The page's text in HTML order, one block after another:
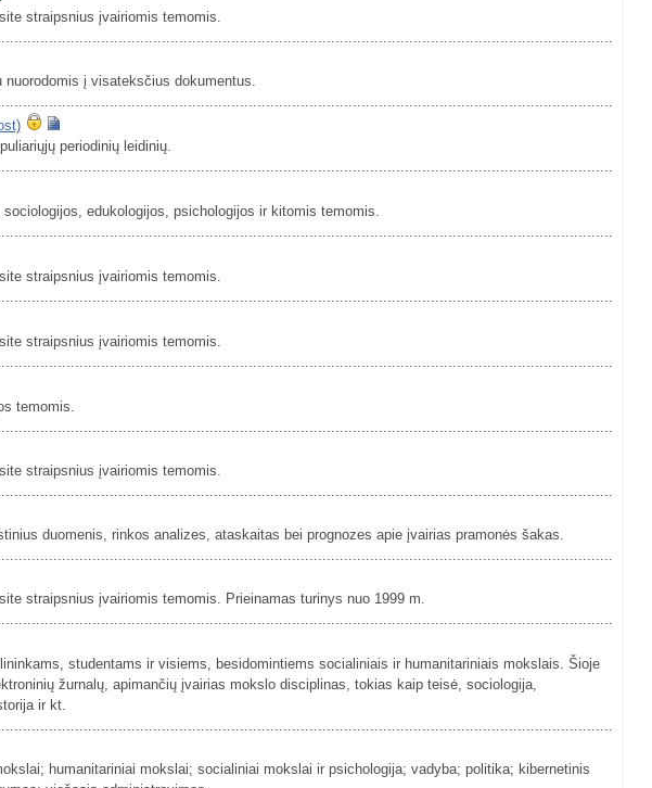
straipsnius įvairiomis temomis.
į visateksčius dokumentus.
periodinių leidinių.
edukologijos, psichologijos ir kitomis temomis.
straipsnius įvairiomis temomis.
straipsnius įvairiomis temomis.
temomis.
straipsnius įvairiomis temomis.
duomenis, rinkos analizes, ataskaitas bei prognozes apie įvairias pramonės šakas.
straipsnius įvairiomis temomis. Prieinamas turinys nuo 1999 m.
studentams ir visiems, besidomintiems socialiniais ir humanitariniais mokslais. Šioje
žurnalų, apimančių įvairias mokslo disciplinas, tokias kaip teisė, sociologija,
ir kt.
humanitariniai mokslai; socialiniai mokslai ir psichologija; vadyba; politika; kibernetinis